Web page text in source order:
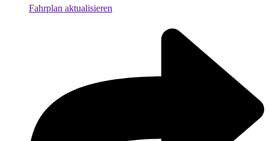
Fahrplan aktualisieren